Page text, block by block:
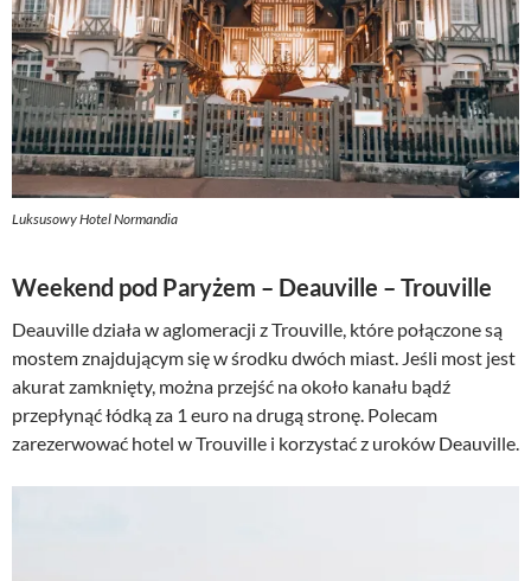
Luksusowy Hotel Normandia
Weekend pod Paryżem – Deauville – Trouville
Deauville działa w aglomeracji z Trouville, które połączone są
mostem znajdującym się w środku dwóch miast. Jeśli most jest
akurat zamknięty, można przejść na około kanału bądź
przepłynąć łódką za 1 euro na drugą stronę. Polecam
zarezerwować hotel w Trouville i korzystać z uroków Deauville.